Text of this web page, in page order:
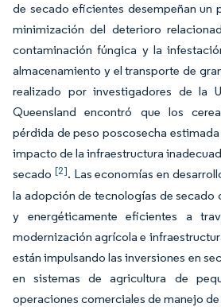
de secado eficientes desempeñan un
minimización del deterioro
contaminación fúngica y la
almacenamiento y el transporte de
realizado por investigadores de la
Queensland encontró que los
pérdida de peso poscosecha
impacto de la infraestructura
secado [2]. Las economías en
la adopción de tecnologías de secado
y energéticamente eficientes a
modernización agrícola e
están impulsando las inversiones en
en sistemas de agricultura de
operaciones comerciales de manejo